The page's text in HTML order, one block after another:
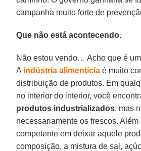
campanha muito forte de
Que não está acontecendo.
Não estou vendo… Acho que é
A indústria alimentícia é muito
distribuição de produtos. Em
no interior do interior, você
produtos industrializados, mas
necessariamente os frescos.
competente em deixar aquele
composição, a mistura de sal,